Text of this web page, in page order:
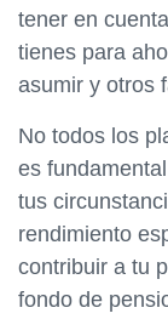
tener en
tienes para
asumir y otros
No todos los
es
tus
rendimiento
contribuir a tu
fondo de